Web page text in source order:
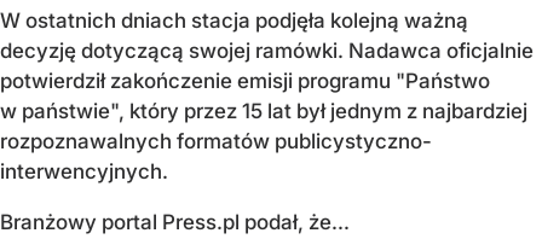
W ostatnich dniach stacja podjęła kolejną ważną
decyzję dotyczącą swojej ramówki. Nadawca oficjalnie
potwierdził zakończenie emisji programu "Państwo
w państwie", który przez 15 lat był jednym z najbardziej
rozpoznawalnych formatów publicystyczno-
interwencyjnych.
Branżowy portal Press.pl podał, że...